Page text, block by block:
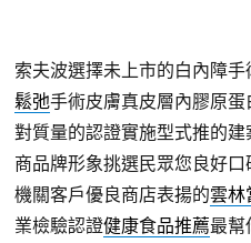
索夫波選擇未上市的白內障
鬆弛手術皮膚真皮層內膠原
對質量的認證實施型式推的
商品牌形象挑選民眾您良好口
機關客戶優良商店表揚的雲林
業檢驗認證健康食品推薦最幫